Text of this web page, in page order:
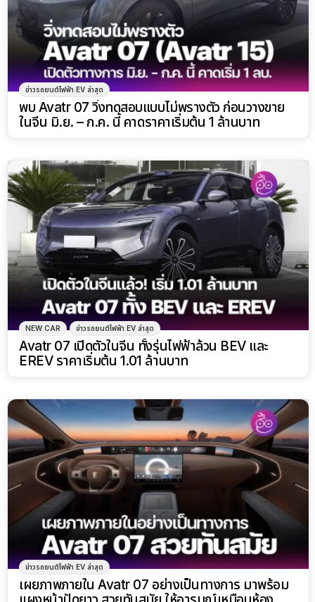
ข่าวรถยนต์ไฟฟ้า EV ล่าสุด
พบ Avatr 07 วิ่งทดสอบแบบไม่พรางตัว ก่อนวางขาย
ในจีน มิ.ย. – ก.ค. นี้ คาดราคาเริ่มต้น 1 ล้านบาท
NEW CAR ข่าวรถยนต์ไฟฟ้า EV ล่าสุด
Avatr 07 เปิดตัวในจีน ทั้งรุ่นไฟฟ้าล้วน BEV และ
EREV ราคาเริ่มต้น 1.01 ล้านบาท
ข่าวรถยนต์ไฟฟ้า EV ล่าสุด
เผยภาพภายใน Avatr 07 อย่างเป็นทางการ มาพร้อม